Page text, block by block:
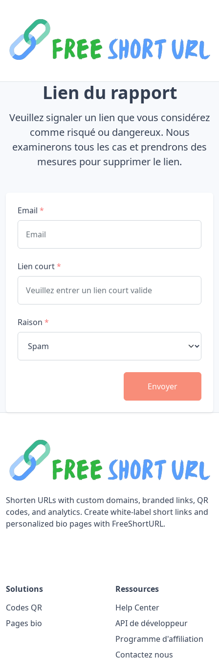
Lien du rapport
Veuillez signaler un lien que vous considérez
comme risqué ou dangereux. Nous
examinerons tous les cas et prendrons des
mesures pour supprimer le lien.
Email *
Lien court*
Raison *
Envoyer
Shorten URLs with custom domains, branded links, QR
codes, and analytics. Create white-label short links and
personalized bio pages with FreeShortURL.
Solutions
Codes QR
Pages bio
Ressources
Help Center
API de développeur
Programme d'affiliation
Contactez nous